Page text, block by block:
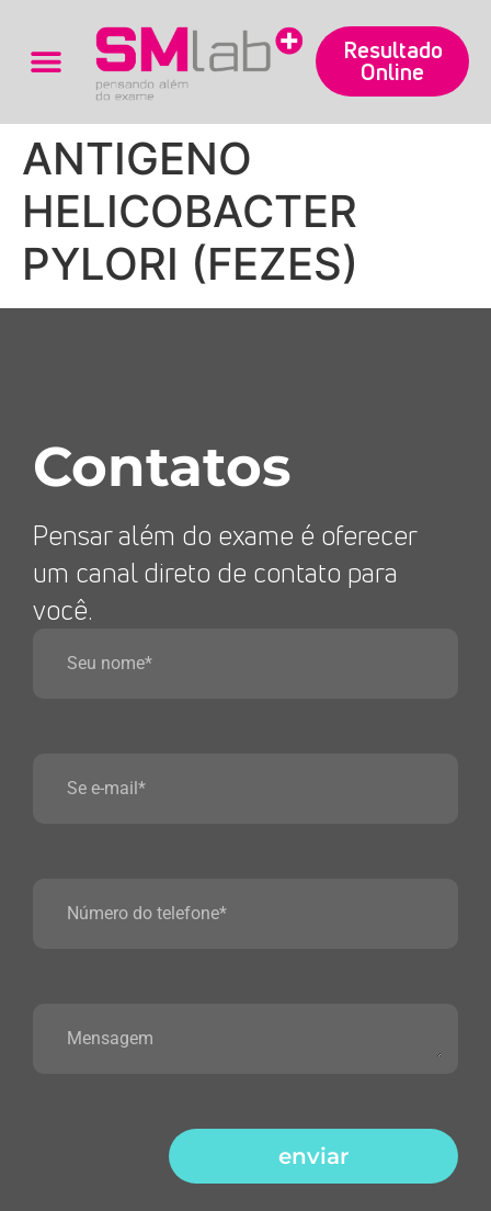
Resultado
Online
ANTIGENO
HELICOBACTER
PYLORI (FEZES)
Contatos
Pensar além do exame é oferecer
um canal direto de contato para
você.
enviar